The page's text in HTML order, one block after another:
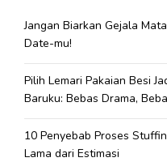
Jangan Biarkan Gejala
Date-mu!
Pilih Lemari Pakaian Besi
Baruku: Bebas Drama,
10 Penyebab Proses
Lama dari Estimasi